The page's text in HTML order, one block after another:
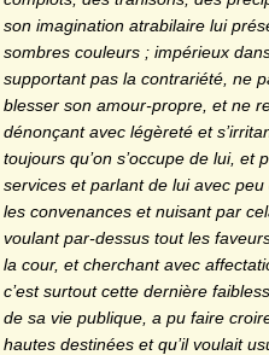
son imagination atrabilaire lui
sombres couleurs ; impérieux
supportant pas la contrariété, ne
blesser son amour-propre, et ne
dénonçant avec légèreté et
toujours qu’on s’occupe de lui,
services et parlant de lui avec
les convenances et nuisant par
voulant par-dessus tout les
la cour, et cherchant avec
c’est surtout cette dernière
de sa vie publique, a pu faire
hautes destinées et qu’il voulait